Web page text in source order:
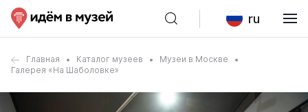
ru
Главная Каталог музеев
Музеи в Москве
Галерея «На Шаболовке»